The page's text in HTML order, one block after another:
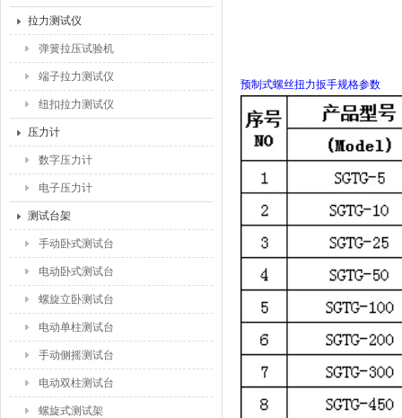
拉力测试仪
弹簧拉压试验机
端子拉力测试仪
纽扣拉力测试仪
压力计
数字压力计
电子压力计
测试台架
手动卧式测试台
电动卧式测试台
螺旋立卧测试台
电动单柱测试台
手动侧摇测试台
电动双柱测试台
螺旋式测试架
预制式螺丝扭力扳手规格参数